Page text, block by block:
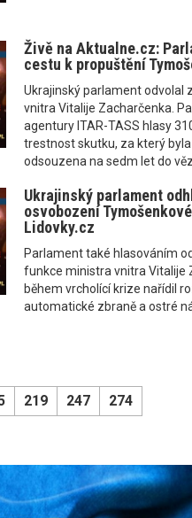
Živě na Aktualne.cz:
cestu k propuštění
Ukrajinský parlament odvolal
vnitra Vitalije Zacharčenka.
agentury ITAR-TASS hlasy
trestnost skutku, za který
odsouzena na sedm let do
Ukrajinský parlament
osvobození
Lidovky.cz
Parlament také hlasováním
funkce ministra vnitra Vitalije
během vrcholící krize nařídil
automatické zbraně a ostré
219 247 274